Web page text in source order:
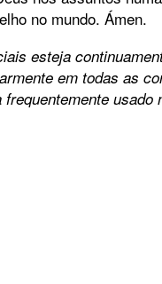
no mundo. Ámen.
esteja
em todas as
usado